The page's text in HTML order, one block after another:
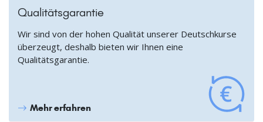
Qualitätsgarantie
Wir sind von der hohen Qualität unserer Deutschkurse
überzeugt, deshalb bieten wir Ihnen eine
Qualitätsgarantie.
Mehr erfahren